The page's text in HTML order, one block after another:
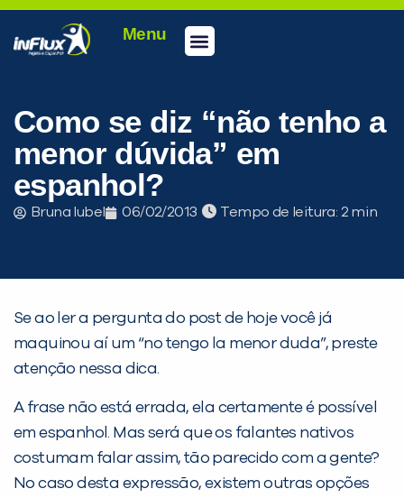
Menu
Como se diz “não tenho a
menor dúvida” em
espanhol?
Bruna Iubel 06/02/2013 Tempo de leitura:
Se ao ler a pergunta do post de hoje você já
maquinou aí um “no tengo la menor duda”, preste
atenção nessa dica.
A frase não está errada, ela certamente é possível
em espanhol. Mas será que os falantes nativos
costumam falar assim, tão parecido com a gente?
No caso desta expressão, existem outras opções
PEÇA UMA DEMONSTRAÇÃO DE MÉTODO
Desculpe!
Não encontramos nenhuma unidade
inFlux nesta cidade ou bairro que